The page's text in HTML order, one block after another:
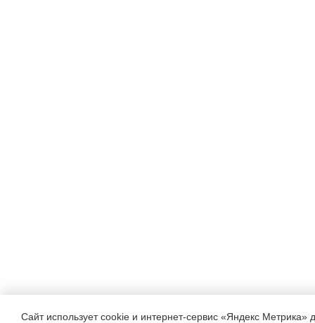
Сайт использует cookie и интернет-сервис «Яндекс Метрика»